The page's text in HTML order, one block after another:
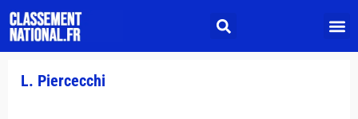
L. Piercecchi